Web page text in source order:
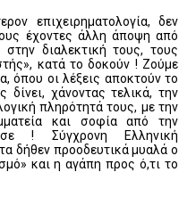
επιχειρηματολογία, δεν
έχοντες άλλη άποψη από
διαλεκτική τους, τους
κατά το δοκούν ! Ζούμε
όπου οι λέξεις αποκτούν το
χάνοντας τελικά, την
πληρότητά τους, με την
και σοφία από την
! Σύγχρονη Ελληνική
δήθεν προοδευτικά μυαλά ο
και η αγάπη προς ό,τι το